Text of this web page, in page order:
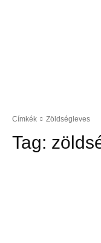
Címkék Zöldségleves
Tag: